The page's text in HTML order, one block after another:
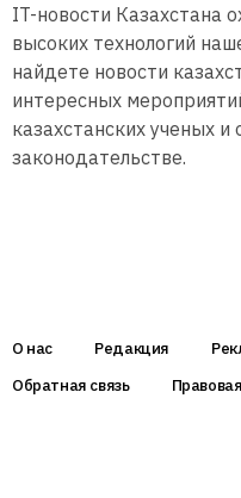
IT-новости Казахстана
высоких технологий
найдете новости
интересных
казахстанских ученых и
законодательстве.
О нас Редакция
Обратная связь